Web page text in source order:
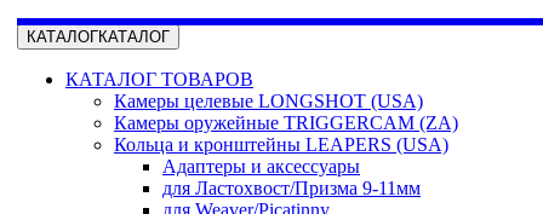
КАТАЛОГКАТАЛОГ
КАТАЛОГ ТОВАРОВ
Камеры целевые LONGSHOT (USA)
Камеры оружейные TRIGGERCAM (ZA)
Кольца и кронштейны LEAPERS (USA)
Адаптеры и аксессуары
для Ластохвост/Призма 9-11мм
для Weaver/Picatinny